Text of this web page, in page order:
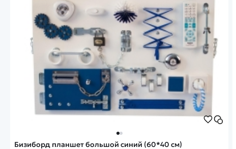
Бизиборд планшет большой синий (60*40 см)